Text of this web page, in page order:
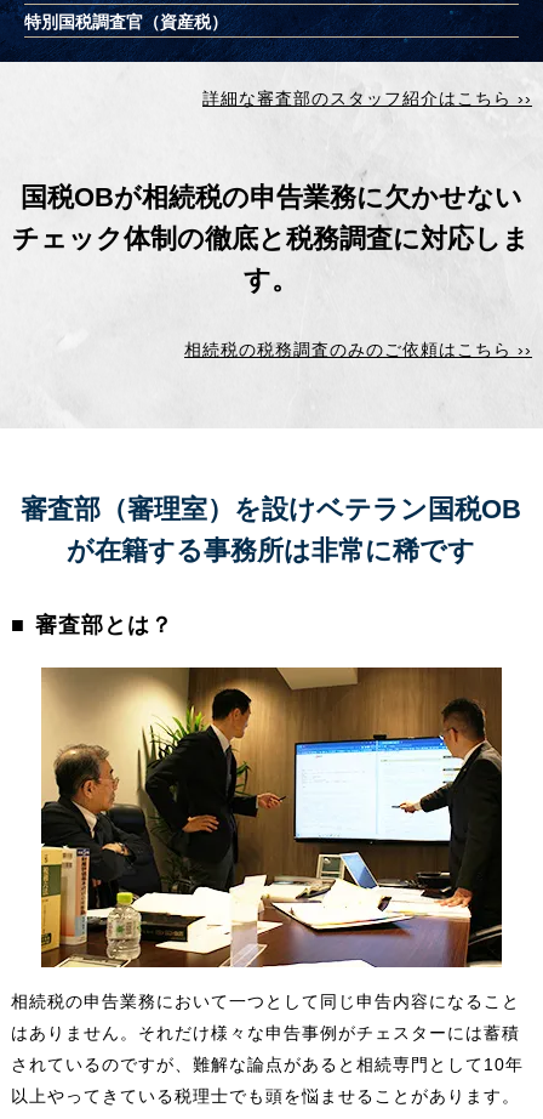
特別国税調査官（資産税）
詳細な審査部のスタッフ紹介はこちら ››
国税OBが相続税の申告業務に欠かせない
チェック体制の徹底と税務調査に対応しま
す。
相続税の税務調査のみのご依頼はこちら ››
審査部（審理室）を設けベテラン国税OB
が在籍する事務所は非常に稀です
審査部とは？
相続税の申告業務において一つとして同じ申告内容になること
はありません。それだけ様々な申告事例がチェスターには蓄積
されているのですが、難解な論点があると相続専門として10年
以上やってきている税理士でも頭を悩ませることがあります。